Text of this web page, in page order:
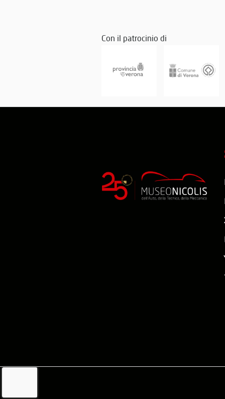
Con il patrocinio di